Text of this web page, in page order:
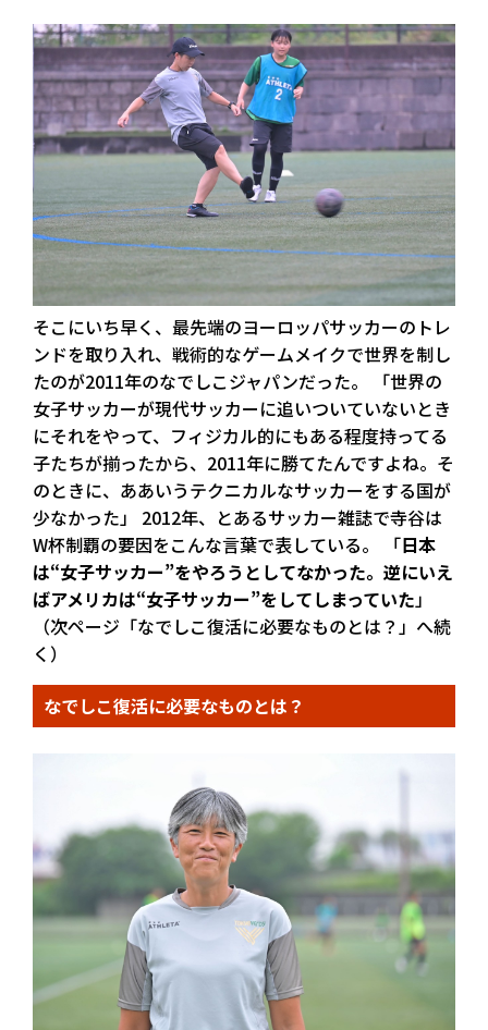
そこにいち早く、最先端のヨーロッパサッカーのトレ
ンドを取り入れ、戦術的なゲームメイクで世界を制し
たのが2011年のなでしこジャパンだった。 「世界の
女子サッカーが現代サッカーに追いついていないとき
にそれをやって、フィジカル的にもある程度持ってる
子たちが揃ったから、2011年に勝てたんですよね。そ
のときに、ああいうテクニカルなサッカーをする国が
少なかった」 2012年、とあるサッカー雑誌で寺谷は
W杯制覇の要因をこんな言葉で表している。 「日本
は“女子サッカー”をやろうとしてなかった。逆にいえ
ばアメリカは“女子サッカー”をしてしまっていた 」
（次ページ「なでしこ復活に必要なものとは？」へ続
く）
なでしこ復活に必要なものとは？